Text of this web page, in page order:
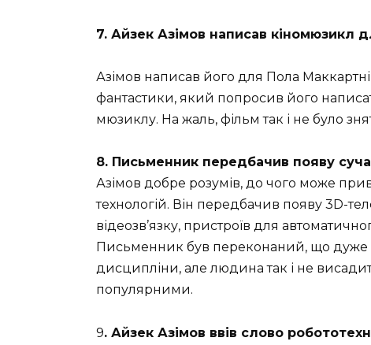
7. Айзек Азімов написав кіномюзикл
Азімов написав його для Пола
фантастики, який попросив його
мюзиклу. На жаль, фільм так і не було
8. Письменник передбачив появу
Азімов добре розумів, до чого може
технологій. Він передбачив появу 3D-
відеозв’язку, пристроїв для
Письменник був переконаний, що дуже
дисципліни, але людина так і не
популярними.
9. Айзек Азімов ввів слово